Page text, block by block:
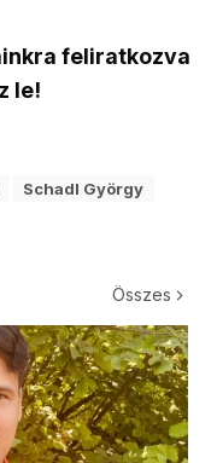
feliratkozva
le!
Schadl György
Összes